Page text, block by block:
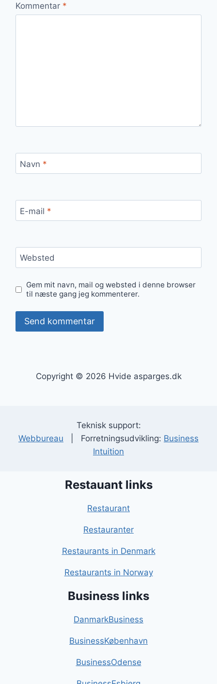
Kommentar *
Navn *
E-mail *
Websted
Gem mit navn, mail og websted i denne browser
til næste gang jeg kommenterer.
Copyright © 2026 Hvide asparges.dk
Teknisk support:
Webbureau | Forretningsudvikling: Business
Intuition
Restauant links
Restaurant
Restauranter
Restaurants in Denmark
Restaurants in Norway
Business links
DanmarkBusiness
BusinessKøbenhavn
BusinessOdense